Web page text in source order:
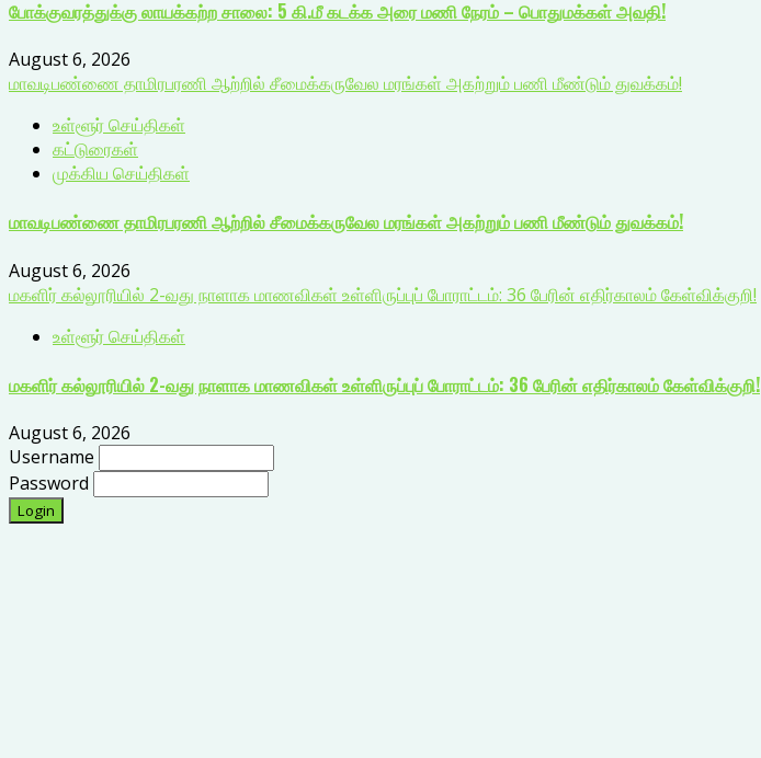
போக்குவரத்துக்கு லாயக்கற்ற சாலை: 5 கி.மீ கடக்க அரை மணி நேரம் – பொதுமக்கள் அவதி!
August 6, 2026
மாவடிபண்ணை தாமிரபரணி ஆற்றில் சீமைக்கருவேல மரங்கள் அகற்றும் பணி மீண்டும் துவக்கம்!
உள்ளூர் செய்திகள்
கட்டுரைகள்
முக்கிய செய்திகள்
மாவடிபண்ணை தாமிரபரணி ஆற்றில் சீமைக்கருவேல மரங்கள் அகற்றும் பணி மீண்டும் துவக்கம்!
August 6, 2026
மகளிர் கல்லூரியில் 2-வது நாளாக மாணவிகள் உள்ளிருப்புப் போராட்டம்: 36 பேரின் எதிர்காலம் கேள்விக்குறி!
உள்ளூர் செய்திகள்
மகளிர் கல்லூரியில் 2-வது நாளாக மாணவிகள் உள்ளிருப்புப் போராட்டம்: 36 பேரின் எதிர்காலம் கேள்விக்குறி!
August 6, 2026
Username
Password